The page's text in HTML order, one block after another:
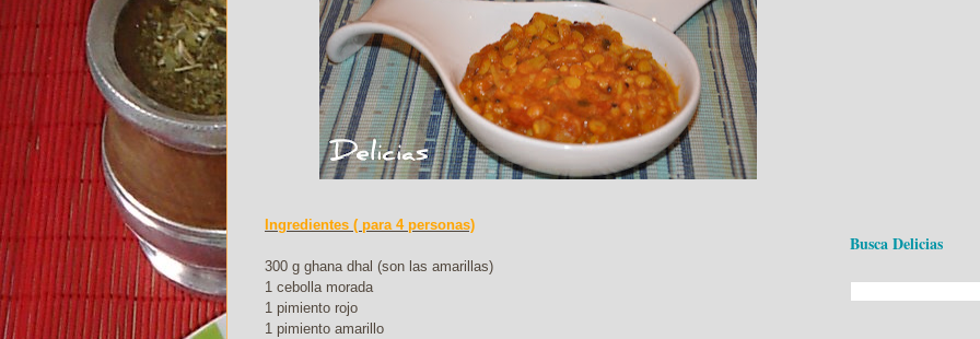
Ingredientes ( para 4 personas)
300 g ghana dhal (son las amarillas)
1 cebolla morada
1 pimiento rojo
1 pimiento amarillo
Busca Delicias